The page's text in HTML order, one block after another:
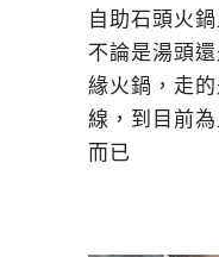
自助石頭火
不論是湯頭
緣火鍋，走
線，到目前
而已